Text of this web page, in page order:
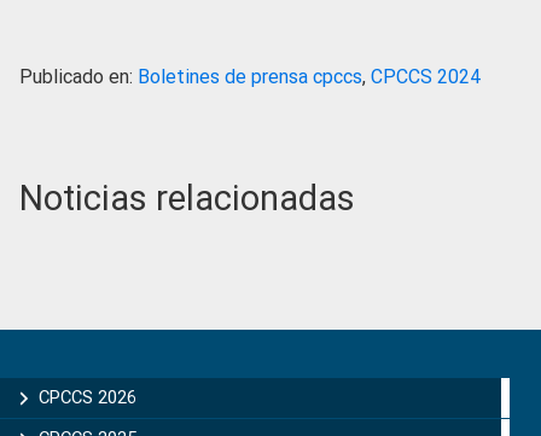
Publicado en: Boletines de prensa cpccs, CPCCS 2024
Noticias relacionadas
Sidebar
CPCCS 2026